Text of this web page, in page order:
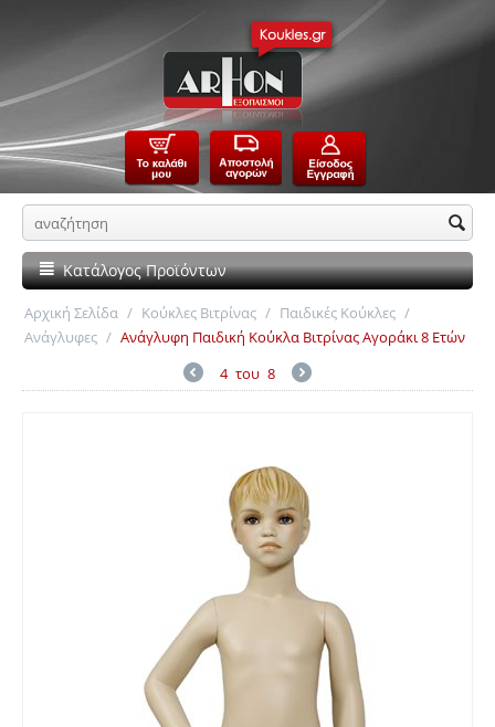
Κατάλογος Προϊόντων
Αρχική Σελίδα / Κούκλες Βιτρίνας / Παιδικές Κούκλες /
Ανάγλυφες / Ανάγλυφη Παιδική Κούκλα Βιτρίνας Αγοράκι 8 Ετών
4 του 8